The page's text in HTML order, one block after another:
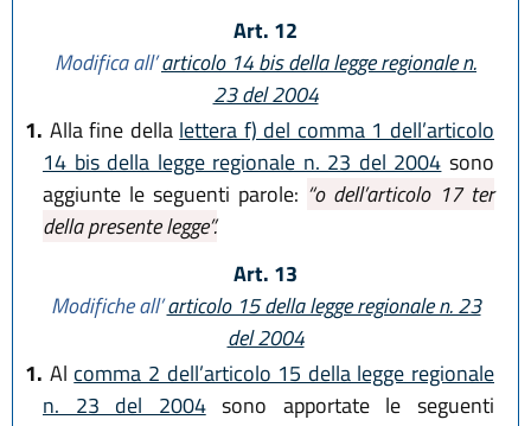
Art. 12
Modifica all’articolo 14 bis della legge regionale n.
23 del 2004
1. Alla fine della lettera f) del comma 1 dell’articolo
14 bis della legge regionale n. 23 del 2004 sono
aggiunte le seguenti parole: “o dell’articolo 17 ter
della presente legge”.
Art. 13
Modifiche all’articolo 15 della legge regionale n. 23
del 2004
1. Al comma 2 dell’articolo 15 della legge regionale
n. 23 del 2004sono apportate le seguenti